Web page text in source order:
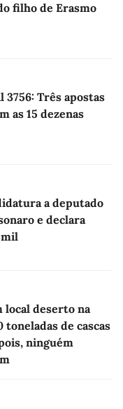
filho de Erasmo
Três apostas
as 15 dezenas
a deputado
e declara
mil
local deserto na
toneladas de cascas
ninguém